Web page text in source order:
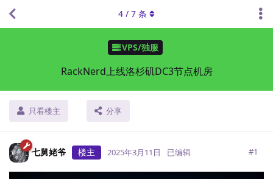
VPS/独服
RackNerd上线洛杉矶DC3节点机房
只看楼主 分享
4 / 7 条
七舅姥爷 楼主 2025年3月11日 已编辑 #1